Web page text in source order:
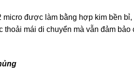
micro được làm bằng hợp kim bền bỉ,
mái di chuyển mà vẫn đảm